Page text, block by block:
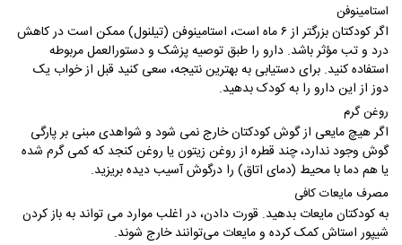
استامینوفن
اگر کودکتان بزرگتر از ۶ ماه است، استامینوفن (تیلنول) ممکن است در کاهش
درد و تب مؤثر باشد. دارو را طبق توصیه پزشک و دستورالعمل مربوطه
استفاده کنید. برای دستیابی به بهترین نتیجه، سعی کنید قبل از خواب یک
دوز از این دارو را به کودک بدهید.
روغن گرم
اگر هیچ مایعی از گوش کودکتان خارج نمی‌ شود و شواهدی مبنی بر پارگی
گوش وجود ندارد، چند قطره از روغن زیتون یا روغن کنجد که کمی گرم شده
یا هم‌ دما با محیط (دمای اتاق) را درگوش آسیب‌ دیده بریزید.
مصرف مایعات کافی
به کودکتان مایعات بدهید. قورت دادن، در اغلب موارد می‌ تواند به باز کردن
شیپور استاش کمک کرده و مایعات می‌توانند خارج شوند.